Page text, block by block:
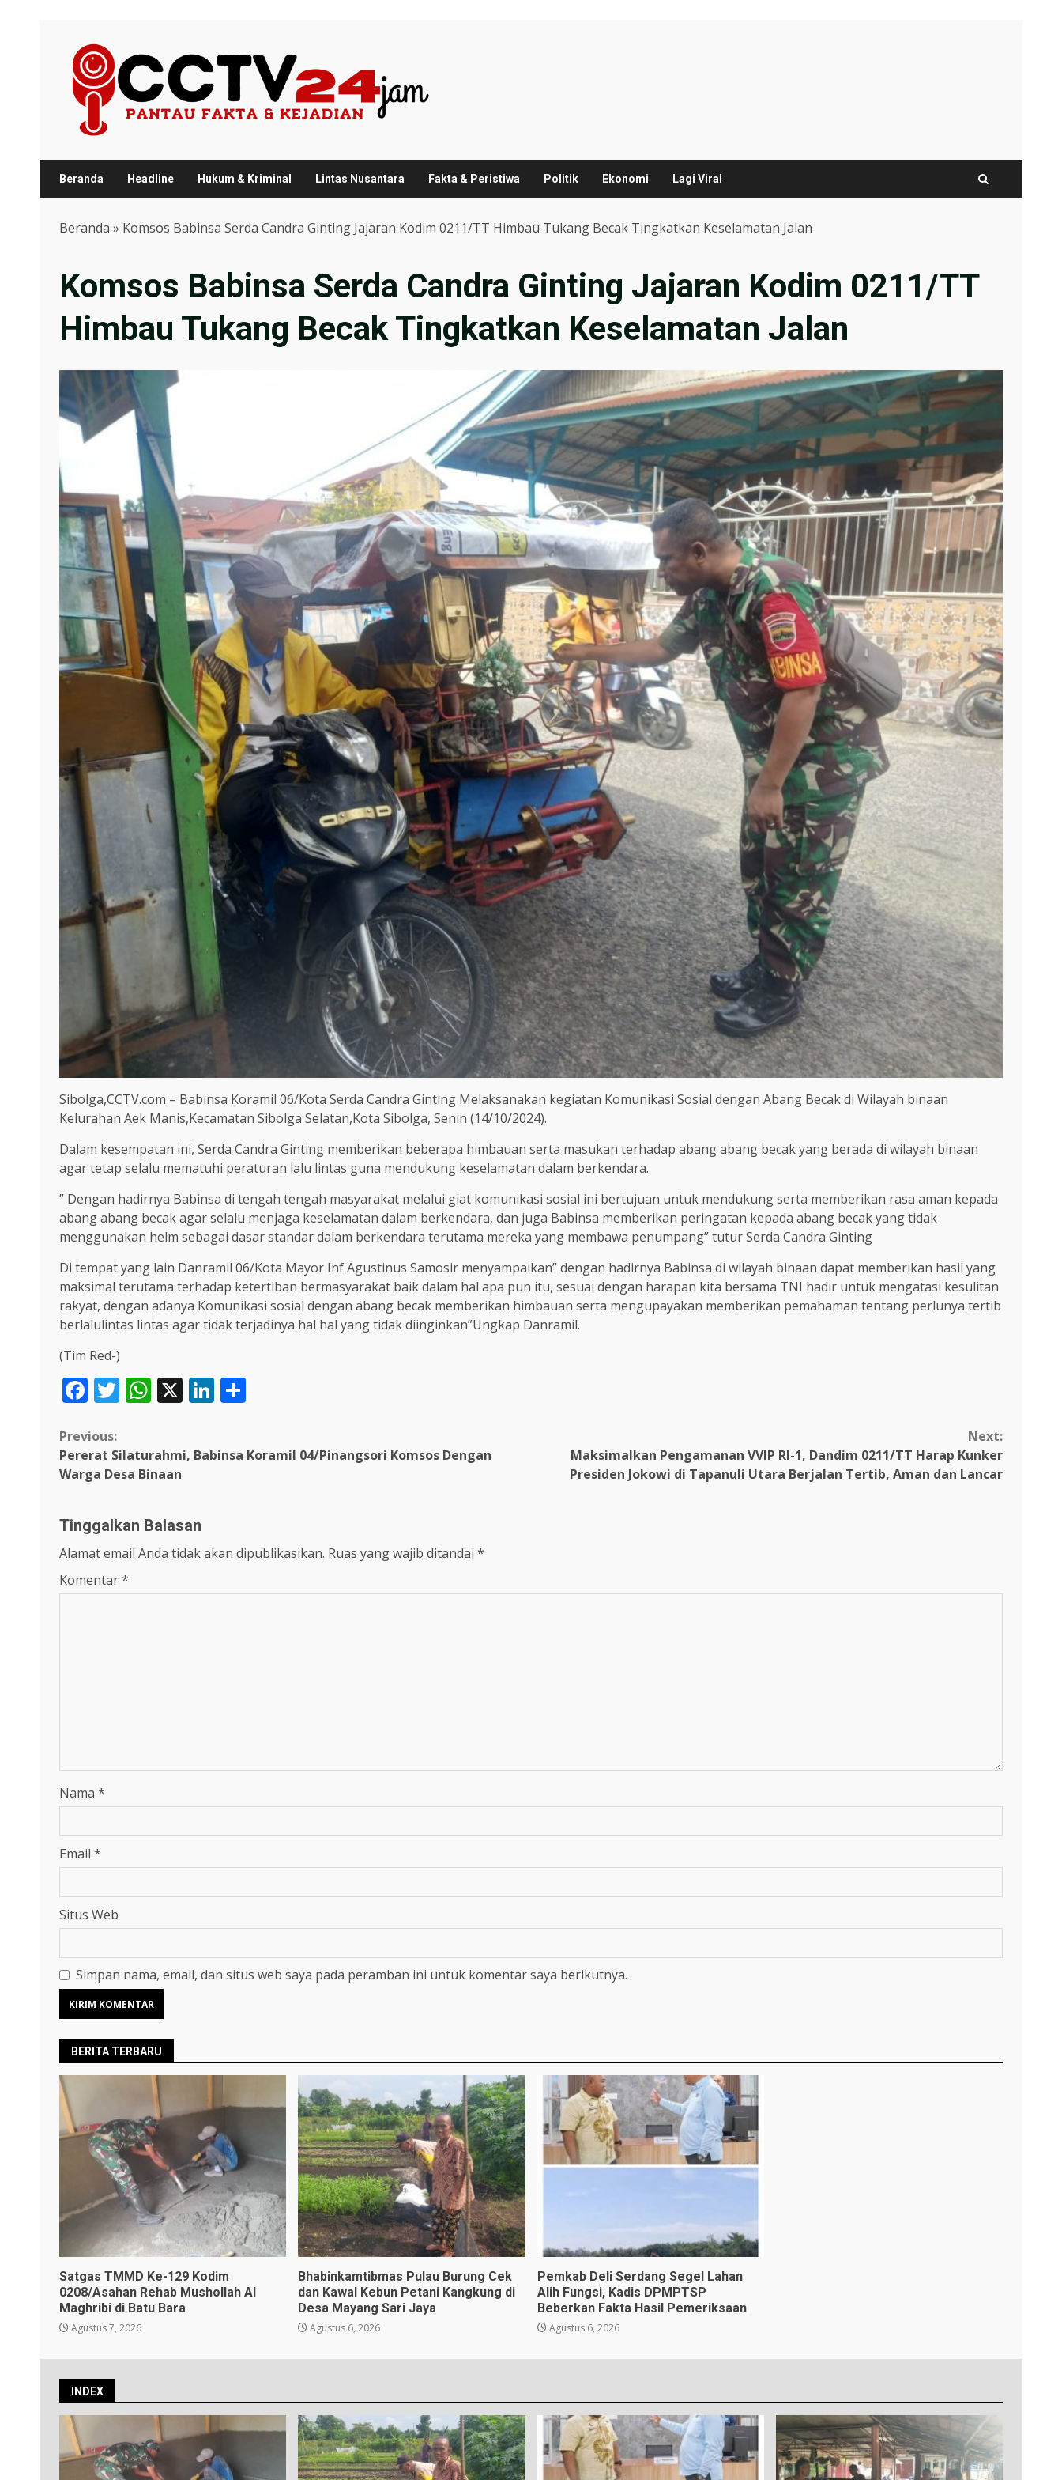
content
Beranda Headline Hukum & Kriminal Lintas Nusantara Fakta & Peristiwa Politik Ekonomi Lagi Viral
Beranda » Komsos Babinsa Serda Candra Ginting Jajaran Kodim 0211/TT Himbau Tukang Becak Tingkatkan Keselamatan Jalan
Komsos Babinsa Serda Candra Ginting Jajaran Kodim 0211/TT
Himbau Tukang Becak Tingkatkan Keselamatan Jalan
Sibolga,CCTV.com – Babinsa Koramil 06/Kota Serda Candra Ginting Melaksanakan kegiatan Komunikasi Sosial dengan Abang Becak di Wilayah binaan
Kelurahan Aek Manis,Kecamatan Sibolga Selatan,Kota Sibolga, Senin (14/10/2024).
Dalam kesempatan ini, Serda Candra Ginting memberikan beberapa himbauan serta masukan terhadap abang abang becak yang berada di wilayah binaan
agar tetap selalu mematuhi peraturan lalu lintas guna mendukung keselamatan dalam berkendara.
” Dengan hadirnya Babinsa di tengah tengah masyarakat melalui giat komunikasi sosial ini bertujuan untuk mendukung serta memberikan rasa aman kepada
abang abang becak agar selalu menjaga keselamatan dalam berkendara, dan juga Babinsa memberikan peringatan kepada abang becak yang tidak
menggunakan helm sebagai dasar standar dalam berkendara terutama mereka yang membawa penumpang” tutur Serda Candra Ginting
Di tempat yang lain Danramil 06/Kota Mayor Inf Agustinus Samosir menyampaikan” dengan hadirnya Babinsa di wilayah binaan dapat memberikan hasil yang
maksimal terutama terhadap ketertiban bermasyarakat baik dalam hal apa pun itu, sesuai dengan harapan kita bersama TNI hadir untuk mengatasi kesulitan
rakyat, dengan adanya Komunikasi sosial dengan abang becak memberikan himbauan serta mengupayakan memberikan pemahaman tentang perlunya tertib
berlalulintas lintas agar tidak terjadinya hal hal yang tidak diinginkan”Ungkap Danramil.
(Tim Red-)
Facebook
Twitter
WhatsApp
X LinkedIn
Continue
Reading
Previous:
Pererat Silaturahmi, Babinsa Koramil 04/Pinangsori Komsos Dengan
Warga Desa Binaan
Next:
Maksimalkan Pengamanan VVIP RI-1, Dandim 0211/TT Harap Kunker
Presiden Jokowi di Tapanuli Utara Berjalan Tertib, Aman dan Lancar
Tinggalkan Balasan
Alamat email Anda tidak akan dipublikasikan. Ruas yang wajib ditandai *
Komentar*
Nama *
Email *
Situs Web
Simpan nama, email, dan situs web saya pada peramban ini untuk komentar saya berikutnya.
BERITA TERBARU
Satgas TMMD Ke-129 Kodim
0208/Asahan Rehab Mushollah Al
Maghribi di Batu Bara
Agustus 7, 2026
Bhabinkamtibmas Pulau Burung Cek
dan Kawal Kebun Petani Kangkung di
Desa Mayang Sari Jaya
Agustus 6, 2026
Pemkab Deli Serdang Segel Lahan
Alih Fungsi, Kadis DPMPTSP
Beberkan Fakta Hasil Pemeriksaan
Agustus 6, 2026
INDEX